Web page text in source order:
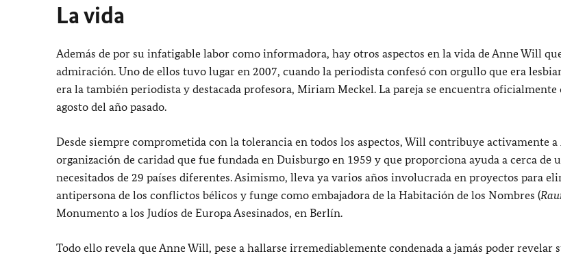
La vida
Además de por su infatigable labor como informadora, hay otros aspectos en la vida de Anne Will
admiración. Uno de ellos tuvo lugar en 2007, cuando la periodista confesó con orgullo que era
era la también periodista y destacada profesora, Miriam Meckel. La pareja se encuentra oficialmente
agosto del año pasado.
Desde siempre comprometida con la tolerancia en todos los aspectos, Will contribuye activamente a
organización de caridad que fue fundada en Duisburgo en 1959 y que proporciona ayuda a cerca de
necesitados de 29 países diferentes. Asimismo, lleva ya varios años involucrada en proyectos para
antipersona de los conflictos bélicos y funge como embajadora de la Habitación de los Nombres (
Monumento a los Judíos de Europa Asesinados, en Berlín.
Todo ello revela que Anne Will, pese a hallarse irremediablemente condenada a jamás poder revelar